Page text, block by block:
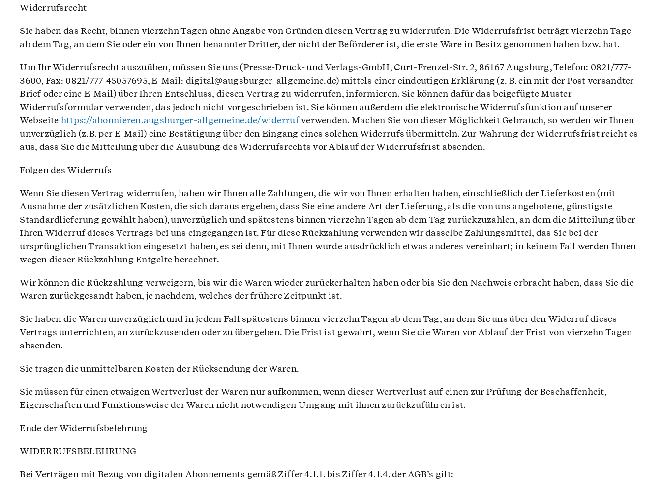
Widerrufsrecht
Sie haben das Recht, binnen vierzehn Tagen ohne Angabe von Gründen diesen Vertrag zu widerrufen. Die Widerrufsfrist beträgt vierzehn Tage
ab dem Tag, an dem Sie oder ein von Ihnen benannter Dritter, der nicht der Beförderer ist, die erste Ware in Besitz genommen haben bzw. hat.
Um Ihr Widerrufsrecht auszuüben, müssen Sie uns (Presse-Druck- und Verlags-GmbH, Curt-Frenzel-Str. 2, 86167 Augsburg, Telefon: 0821/777-
3600, Fax: 0821/777-45057695, E-Mail: digital@augsburger-allgemeine.de) mittels einer eindeutigen Erklärung (z. B. ein mit der Post versandter
Brief oder eine E-Mail) über Ihren Entschluss, diesen Vertrag zu widerrufen, informieren. Sie können dafür das beigefügte Muster-
Widerrufsformular verwenden, das jedoch nicht vorgeschrieben ist. Sie können außerdem die elektronische Widerrufsfunktion auf unserer
Webseite https://abonnieren.augsburger-allgemeine.de/widerrufverwenden. Machen Sie von dieser Möglichkeit Gebrauch, so werden wir Ihnen
unverzüglich (z.B. per E-Mail) eine Bestätigung über den Eingang eines solchen Widerrufs übermitteln. Zur Wahrung der Widerrufsfrist reicht es
aus, dass Sie die Mitteilung über die Ausübung des Widerrufsrechts vor Ablauf der Widerrufsfrist absenden.
Folgen des Widerrufs
Wenn Sie diesen Vertrag widerrufen, haben wir Ihnen alle Zahlungen, die wir von Ihnen erhalten haben, einschließlich der Lieferkosten (mit
Ausnahme der zusätzlichen Kosten, die sich daraus ergeben, dass Sie eine andere Art der Lieferung, als die von uns angebotene, günstigste
Standardlieferung gewählt haben), unverzüglich und spätestens binnen vierzehn Tagen ab dem Tag zurückzuzahlen, an dem die Mitteilung über
Ihren Widerruf dieses Vertrags bei uns eingegangen ist. Für diese Rückzahlung verwenden wir dasselbe Zahlungsmittel, das Sie bei der
ursprünglichen Transaktion eingesetzt haben, es sei denn, mit Ihnen wurde ausdrücklich etwas anderes vereinbart; in keinem Fall werden Ihnen
wegen dieser Rückzahlung Entgelte berechnet.
Wir können die Rückzahlung verweigern, bis wir die Waren wieder zurückerhalten haben oder bis Sie den Nachweis erbracht haben, dass Sie die
Waren zurückgesandt haben, je nachdem, welches der frühere Zeitpunkt ist.
Sie haben die Waren unverzüglich und in jedem Fall spätestens binnen vierzehn Tagen ab dem Tag, an dem Sie uns über den Widerruf dieses
Vertrags unterrichten, an zurückzusenden oder zu übergeben. Die Frist ist gewahrt, wenn Sie die Waren vor Ablauf der Frist von vierzehn Tagen
absenden.
Sie tragen die unmittelbaren Kosten der Rücksendung der Waren.
Sie müssen für einen etwaigen Wertverlust der Waren nur aufkommen, wenn dieser Wertverlust auf einen zur Prüfung der Beschaffenheit,
Eigenschaften und Funktionsweise der Waren nicht notwendigen Umgang mit ihnen zurückzuführen ist.
Ende der Widerrufsbelehrung
WIDERRUFSBELEHRUNG
Bei Verträgen mit Bezug von digitalen Abonnements gemäß Ziffer 4.1.1. bis Ziffer 4.1.4. der AGB’s gilt: